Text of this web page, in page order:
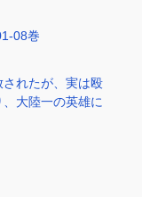
08巻
れたが、実は殴
大陸一の英雄に